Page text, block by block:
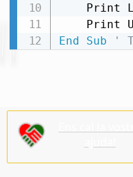
End
Sub '